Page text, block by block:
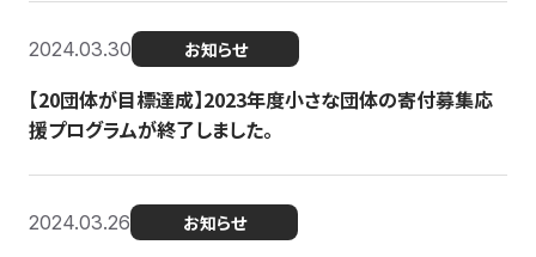
2024.03.30 お知らせ
【20団体が目標達成】2023年度小さな団体の寄付募集応
援プログラムが終了しました。
2024.03.26 お知らせ